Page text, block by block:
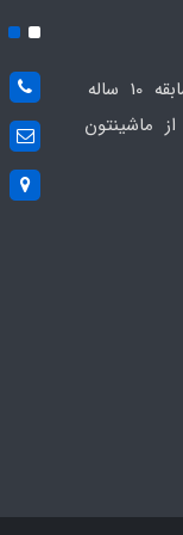
مجموعه مهدی اسپرت باسابقه 10 ساله
ماشینتون